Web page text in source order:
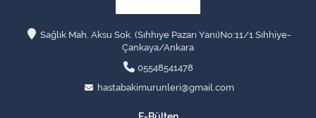
Sağlık Mah. Aksu Sok. (Sıhhıye Pazarı Yanı)No:11/1 Sıhhiye-
Çankaya/Ankara
05548541478
hastabakimurunleri@gmail.com